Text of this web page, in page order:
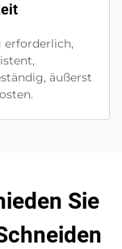
erforderlich,
äußerst
Sie